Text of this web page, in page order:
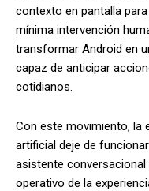
contexto en pantalla
mínima intervención
transformar Android en
capaz de anticipar
cotidianos.
Con este movimiento, la
artificial deje de
asistente
operativo de la